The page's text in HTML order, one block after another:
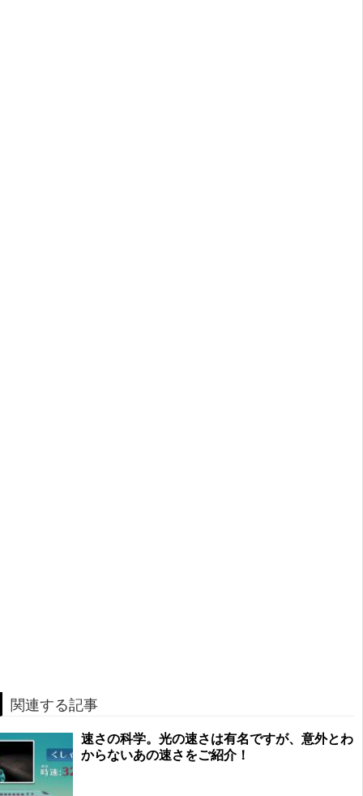
関連する記事
速さの科学。光の速さは有名ですが、意外とわ
からないあの速さをご紹介！